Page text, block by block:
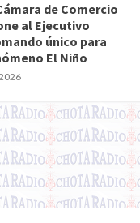
de Comercio
al Ejecutivo
único para
El Niño